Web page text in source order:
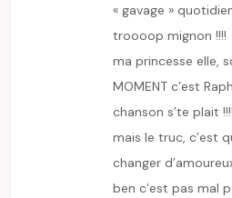
« gavage »
troooop mignon !!!!
ma princesse elle,
MOMENT c’est
chanson s’te plait
mais le truc, c’est
changer
ben c’est pas mal